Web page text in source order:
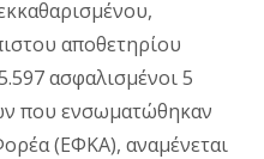
αποθετηρίου
ασφαλισμένοι 5
που ενσωματώθηκαν
(ΕΦΚΑ), αναμένεται